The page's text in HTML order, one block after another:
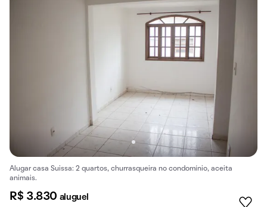
Alugar casa Suissa: 2 quartos, churrasqueira no condomínio, aceita
animais.
R$ 3.830 aluguel